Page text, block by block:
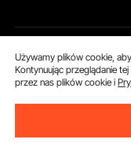
Obsługa Klienta
Używamy plików cookie,
Kontynuując przeglądanie
przez nas plików cookie i